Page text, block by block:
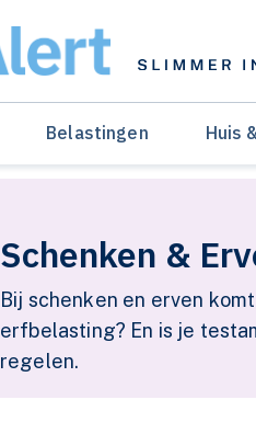
Belastingen Huis
Schenken &
Bij schenken en erven
erfbelasting? En is je
regelen.